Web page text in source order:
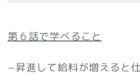
第６話で学べること
−昇進して給料が増えると